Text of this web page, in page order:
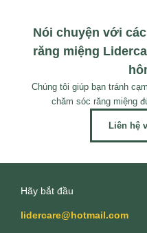
Nói chuyện với
răng miệng
Chúng tôi giúp bạn tránh
chăm sóc răng miệng
Liên hệ
Hãy bắt đầu
lidercare@hotmail.com